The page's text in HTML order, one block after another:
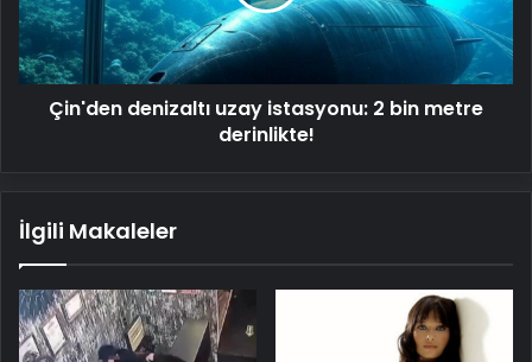
metre
derinlikte!
Çin'den denizaltı uzay istasyonu: 2 bin metre
derinlikte!
İlgili Makaleler